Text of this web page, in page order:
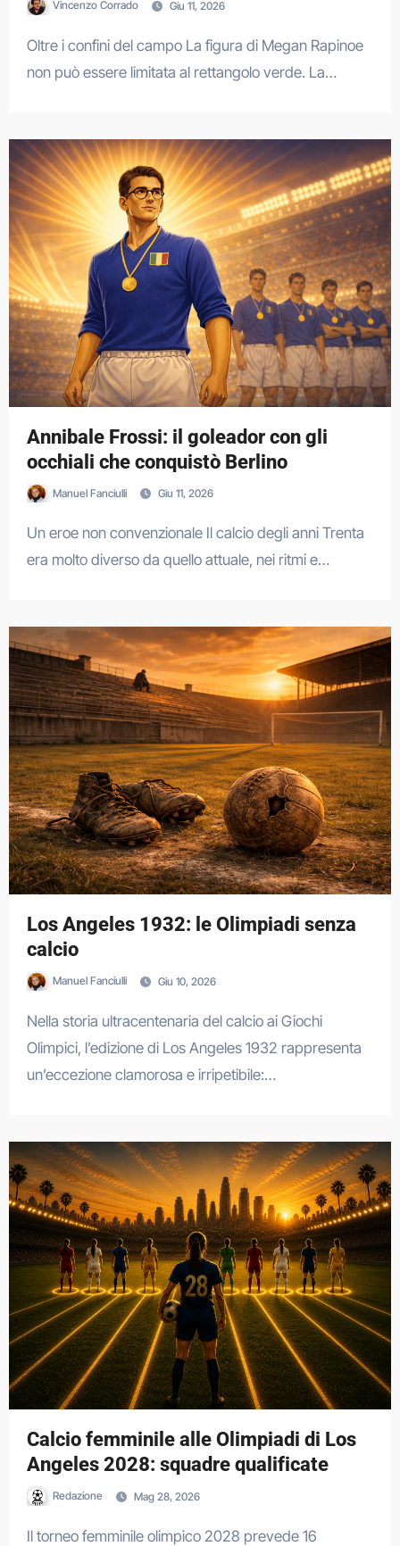
Vincenzo Corrado Giu 11, 2026
Oltre i confini del campo La figura di Megan Rapinoe
non può essere limitata al rettangolo verde. La…
Annibale Frossi: il goleador con gli
occhiali che conquistò Berlino
Manuel Fanciulli Giu 11, 2026
Un eroe non convenzionale Il calcio degli anni Trenta
era molto diverso da quello attuale, nei ritmi e…
Los Angeles 1932: le Olimpiadi senza
calcio
Manuel Fanciulli Giu 10, 2026
Nella storia ultracentenaria del calcio ai Giochi
Olimpici, l’edizione di Los Angeles 1932 rappresenta
un’eccezione clamorosa e irripetibile:…
Calcio femminile alle Olimpiadi di Los
Angeles 2028: squadre qualificate
Redazione Mag 28, 2026
Il torneo femminile olimpico 2028 prevede 16